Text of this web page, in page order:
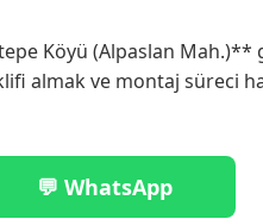
Köyü (Alpaslan Mah.)**
almak ve montaj süreci
💬 WhatsApp